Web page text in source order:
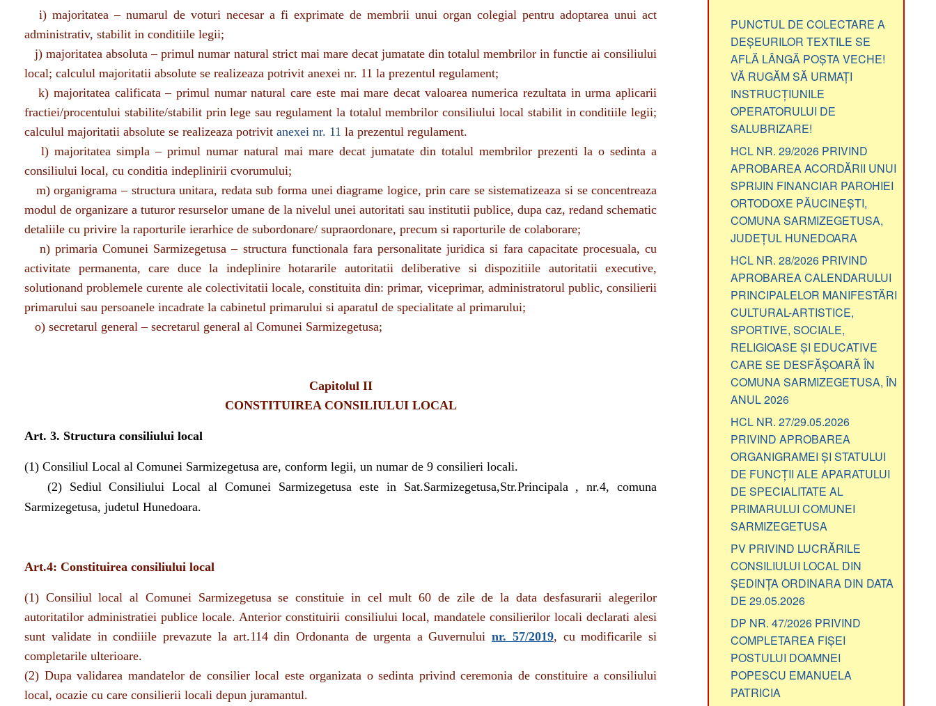
administrativ, stabilit in conditiile legii;
j) majoritatea absoluta – primul numar natural strict mai mare decat jumatate din totalul membrilor in functie ai consiliului
local; calculul majoritatii absolute se realizeaza potrivit anexei nr. 11 la prezentul regulament;
k) majoritatea calificata – primul numar natural care este mai mare decat valoarea numerica rezultata in urma aplicarii
fractiei/procentului stabilite/stabilit prin lege sau regulament la totalul membrilor consiliului local stabilit in conditiile legii;
calculul majoritatii absolute se realizeaza potrivitanexei nr. 11la prezentul regulament.
l) majoritatea simpla – primul numar natural mai mare decat jumatate din totalul membrilor prezenti la o sedinta a
consiliului local, cu conditia indeplinirii cvorumului;
m) organigrama – structura unitara, redata sub forma unei diagrame logice, prin care se sistematizeaza si se concentreaza
modul de organizare a tuturor resurselor umane de la nivelul unei autoritati sau institutii publice, dupa caz, redand schematic
detaliile cu privire la raporturile ierarhice de subordonare/ supraordonare, precum si raporturile de colaborare;
n) primaria Comunei Sarmizegetusa – structura functionala fara personalitate juridica si fara capacitate procesuala, cu
activitate permanenta, care duce la indeplinire hotararile autoritatii deliberative si dispozitiile autoritatii executive,
solutionand problemele curente ale colectivitatii locale, constituita din: primar, viceprimar, administratorul public, consilierii
primarului sau persoanele incadrate la cabinetul primarului si aparatul de specialitate al primarului;
o) secretarul general – secretarul general al Comunei Sarmizegetusa;
CONSTITUIREA CONSILIULUI LOCAL
(2) Sediul Consiliului Local al Comunei Sarmizegetusa este inSat.Sarmizegetusa,Str.Principala , nr.4, comuna
Sarmizegetusa, judetul Hunedoara.
autoritatilor administratiei publice locale. Anterior constituirii consiliului local, mandatele consilierilor locali declarati alesi
sunt validate in condiiile prevazute la art.114 din Ordonanta de urgenta a Guvernuluinr. 57/2019 , cu modificarile si
completarile ulterioare.
(2) Dupa validarea mandatelor de consilier local este organizata o sedinta privind ceremonia de constituire a consiliului
local, ocazie cu care consilierii locali depun juramantul.
DEȘEURILOR TEXTILE SE
AFLĂ LÂNGĂ POȘTA VECHE!
VĂ RUGĂM SĂ URMAȚI
INSTRUCȚIUNILE
OPERATORULUI DE
SALUBRIZARE!
HCL NR. 29/2026 PRIVIND
APROBAREA ACORDĂRII UNUI
SPRIJIN FINANCIAR PAROHIEI
ORTODOXE PĂUCINEȘTI,
COMUNA SARMIZEGETUSA,
JUDEȚUL HUNEDOARA
HCL NR. 28/2026 PRIVIND
APROBAREA CALENDARULUI
PRINCIPALELOR MANIFESTĂRI
CULTURAL-ARTISTICE,
SPORTIVE, SOCIALE,
RELIGIOASE ȘI EDUCATIVE
CARE SE DESFĂȘOARĂ ÎN
COMUNA SARMIZEGETUSA, ÎN
ANUL 2026
HCL NR. 27/29.05.2026
PRIVIND APROBAREA
ORGANIGRAMEI ȘI STATULUI
DE FUNCȚII ALE APARATULUI
DE SPECIALITATE AL
PRIMARULUI COMUNEI
SARMIZEGETUSA
PV PRIVIND LUCRĂRILE
CONSILIULUI LOCAL DIN
ȘEDINȚA ORDINARA DIN DATA
DE 29.05.2026
DP NR. 47/2026 PRIVIND
COMPLETAREA FIȘEI
POSTULUI DOAMNEI
POPESCU EMANUELA
PATRICIA
DP NR. 46/2026 PRIVIND